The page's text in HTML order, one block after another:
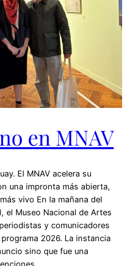
en MNAV
El MNAV acelera su
una impronta más abierta,
vivo En la mañana del
el Museo Nacional de Artes
y comunicadores
2026. La instancia
sino que fue una